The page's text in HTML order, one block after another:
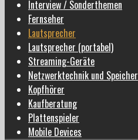
Interview / Sonderthemen
Fernseher
Lautsprecher
Lautsprecher (portabel)
Streaming-Geräte
Netzwerktechnik und Speicher
Kopfhörer
Kaufberatung
Plattenspieler
Mobile Devices